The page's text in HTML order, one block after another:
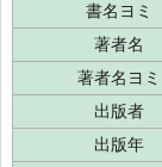
書名ヨミ
著者名
著者名ヨミ
出版者
出版年